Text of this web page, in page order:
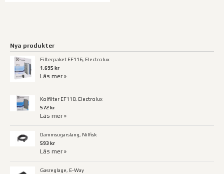
Nya produkter
Filterpaket EF116, Electrolux
1.695 kr
Läs mer »
Kolfilter EF118, Electrolux
572 kr
Läs mer »
Dammsugarslang, Nilfisk
593 kr
Läs mer »
Gasreglage, E-Way